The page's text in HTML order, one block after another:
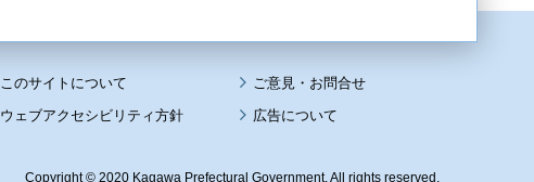
このサイトについて
ウェブアクセシビリティ方針 広告について
Copyright © 2020 Kagawa Prefectural Government. All rights reserved.